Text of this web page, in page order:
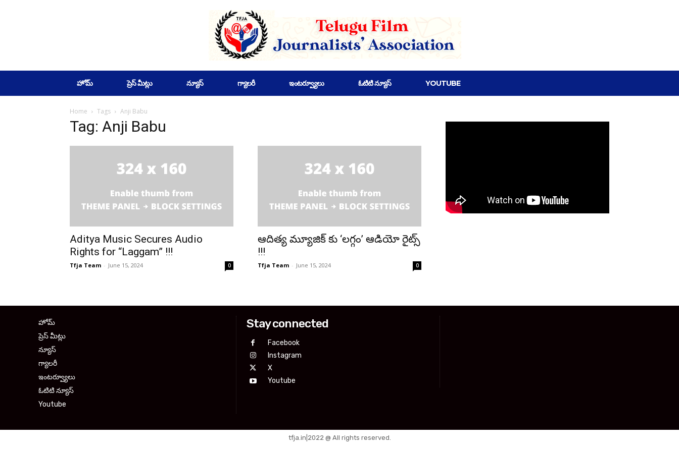
హోమ్ ప్రెస్ మీట్లు న్యూస్ గ్యాలరీ ఇంటర్వ్యూలు ఓటిటి న్యూస్ YOUTUBE
Home Tags Anji Babu
Tag: Anji Babu
Aditya Music Secures Audio
Rights for “Laggam” !!!
Tfja Team - June 15, 2024 0
ఆదిత్య మ్యూజిక్ కు ‘లగ్గం’ ఆడియో రైట్స్
!!!
Tfja Team - June 15, 2024 0
హోమ్
ప్రెస్ మీట్లు
న్యూస్
గ్యాలరీ
ఇంటర్వ్యూలు
ఓటిటి న్యూస్
Youtube
Stay connected
Facebook
Instagram
X
Youtube
tfja.in|2022 @ All rights reserved.